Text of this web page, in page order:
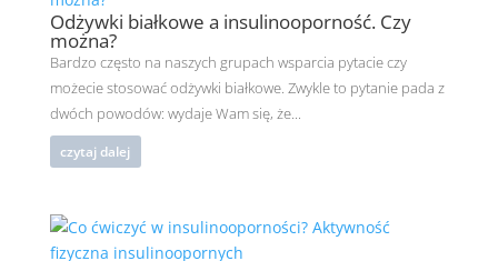
Odżywki białkowe a insulinooporność. Czy
można?
Bardzo często na naszych grupach wsparcia pytacie czy
możecie stosować odżywki białkowe. Zwykle to pytanie pada z
dwóch powodów: wydaje Wam się, że...
czytaj dalej